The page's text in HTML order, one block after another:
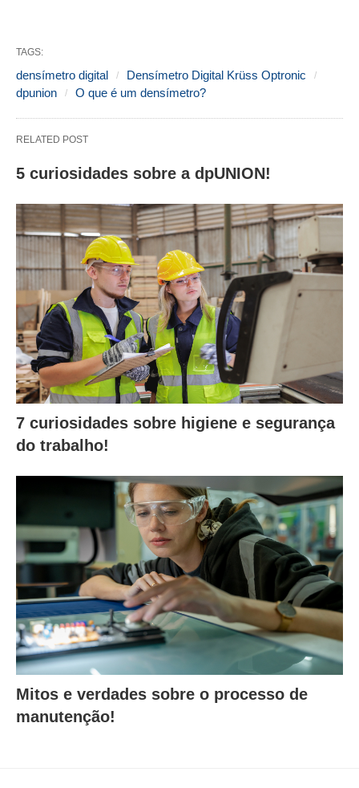
TAGS:
densímetro digital
Densímetro Digital Krüss Optronic
dpunion
O que é um densímetro?
RELATED POST
5 curiosidades sobre a dpUNION!
7 curiosidades sobre higiene e segurança
do trabalho!
Mitos e verdades sobre o processo de
manutenção!